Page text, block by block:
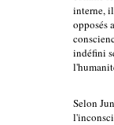
interne,
opposés
indéfini
Selon